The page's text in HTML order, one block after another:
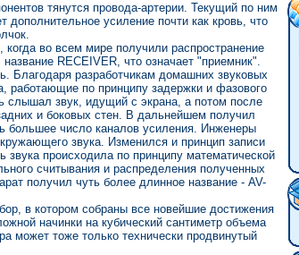
тянутся провода-артерии. Текущий по ним
усиление почти как кровь, что
во всем мире получили распространение
RECEIVER, что означает "приемник".
Благодаря разработчикам домашних звуковых
работающие по принципу задержки и фазового
слышал звук, идущий с экрана, а потом после
и боковых стен. В дальнейшем получил
большее число каналов усиления. Инженеры
звука. Изменился и принцип записи
происходила по принципу математической
считывания и распределения полученных
получил чуть более длинное название - AV-
в котором собраны все новейшие достижения
начинки на кубический сантиметр объема
может тоже только технически продвинутый